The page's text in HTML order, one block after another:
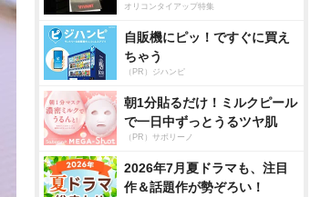
オリコンタイアップ特集
自販機にピッ！ですぐに買え
ちゃう
（PR）ジハンピ
朝1分貼るだけ！ミルクピール
で一日中ずっとうるツヤ肌
（PR）サボリーノ
2026年7月夏ドラマも、注目
作＆話題作が勢ぞろい！